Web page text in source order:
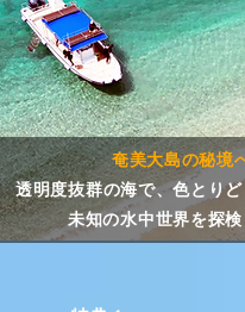
奄美大島の秘境
透明度抜群の海で、色とりど
未知の水中世界を探検